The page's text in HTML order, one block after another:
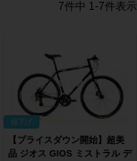
7件中 1-7件表示
値下げ
【プライスダウン開始】超美
品 ジオス GIOS ミストラル デ